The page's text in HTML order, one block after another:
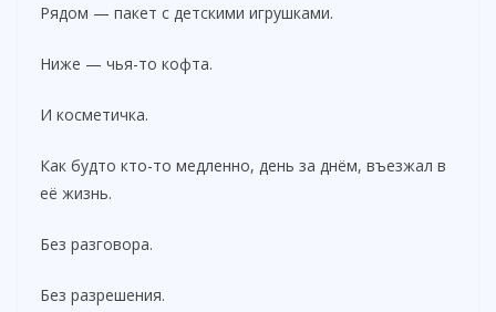
Рядом — пакет с детскими игрушками.
Ниже — чья-то кофта.
И косметичка.
Как будто кто-то медленно, день за днём, въезжал в
её жизнь.
Без разговора.
Без разрешения.